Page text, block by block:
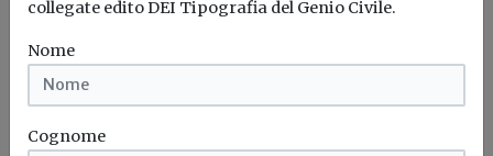
collegate edito DEI Tipografia del Genio Civile.
Nome
Cognome